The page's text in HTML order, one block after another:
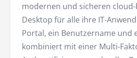
modernen und sicheren
Desktop für alle ihre IT-
Portal, ein Benutzername und
kombiniert mit einer Multi-